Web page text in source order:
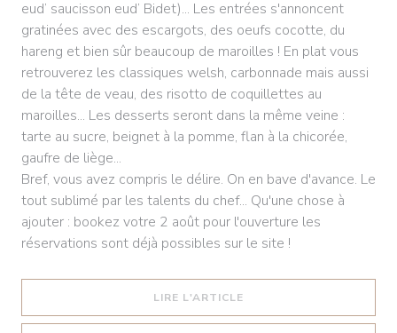
eud’ saucisson eud’ Bidet)... Les entrées s'annoncent
gratinées avec des escargots, des oeufs cocotte, du
hareng et bien sûr beaucoup de maroilles ! En plat vous
retrouverez les classiques welsh, carbonnade mais aussi
de la tête de veau, des risotto de coquillettes au
maroilles... Les desserts seront dans la même veine :
tarte au sucre, beignet à la pomme, flan à la chicorée,
gaufre de liège...
Bref, vous avez compris le délire. On en bave d'avance. Le
tout sublimé par les talents du chef... Qu'une chose à
ajouter : bookez votre 2 août pour l'ouverture les
réservations sont déjà possibles sur le site !
LIRE L'ARTICLE